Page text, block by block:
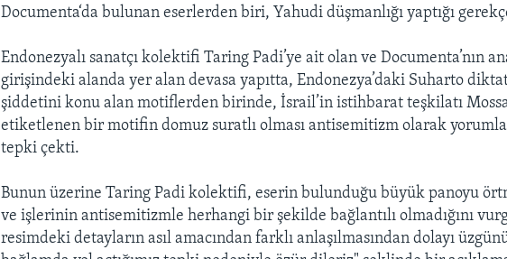
Documenta‘da bulunan eserlerden biri, Yahudi düşmanlığı yaptığı
Endonezyalı sanatçı kolektifi Taring Padi’ye ait olan ve Documenta’nın
girişindeki alanda yer alan devasa yapıtta, Endonezya’daki Suharto
şiddetini konu alan motiflerden birinde, İsrail’in istihbarat teşkilatı
etiketlenen bir motifin domuz suratlı olması antisemitizm olarak
tepki çekti.
Bunun üzerine Taring Padi kolektifi, eserin bulunduğu büyük panoyu
ve işlerinin antisemitizmle herhangi bir şekilde bağlantılı olmadığını
resimdeki detayların asıl amacından farklı anlaşılmasından dolayı